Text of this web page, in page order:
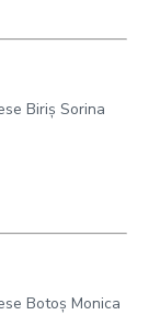
Biriș Sorina
Botoș Monica